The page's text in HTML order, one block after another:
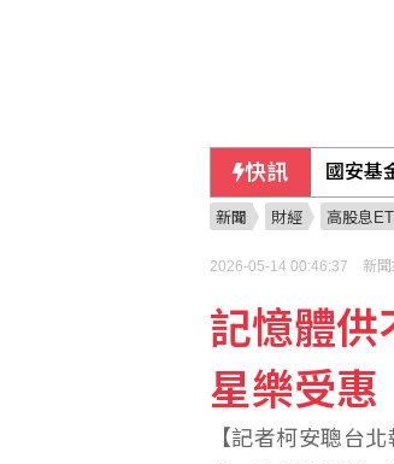
快訊 國安基
記憶體
台股開
新聞 財經 高股息
2026-05-14 00:46:37 新聞
記憶體供
星樂受惠
【記者柯安聰台